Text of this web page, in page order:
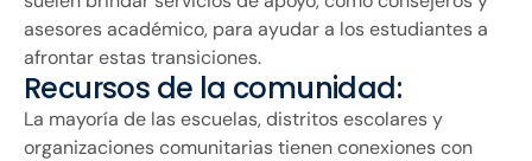
asesores académico, para ayudar a los estudiantes a
afrontar estas transiciones.
Recursos de la comunidad:
La mayoría de las escuelas, distritos escolares y
organizaciones comunitarias tienen conexiones con